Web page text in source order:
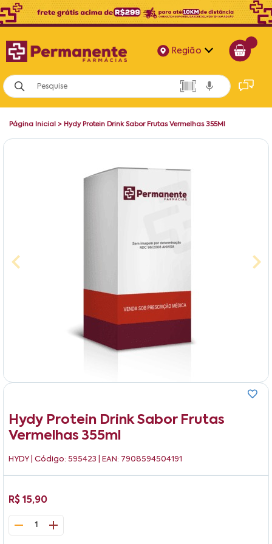
Região
Alagoas
Bahia
Página Inicial > Hydy Protein Drink Sabor Frutas Vermelhas 355Ml
Hydy Protein Drink Sabor Frutas
Vermelhas 355ml
HYDY | Código: 595423 | EAN: 7908594504191
R$ 15,90
1